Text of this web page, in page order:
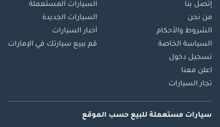
إتصل بنا
من نحن
الشروط والأحكام
السياسة الخاصة
تسجيل دخول
اعلن معنا
تجار السيارات
السيارات المستعملة
السيارات الجديدة
أخبار السيارات
قم ببيع سيارتك في الإمارات
سيارات مستعملة للبيع حسب الموقع